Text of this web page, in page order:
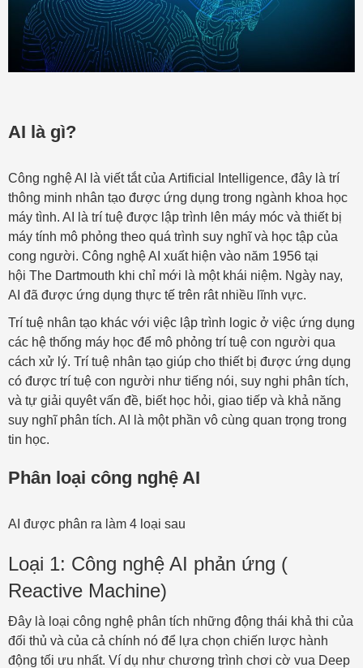
AI là gì?
Công nghệ AI là viết tắt của Artificial Intelligence, đây là trí
thông minh nhân tạo được ứng dụng trong ngành khoa học
máy tình. AI là trí tuệ được lập trình lên máy móc và thiết bị
máy tính mô phỏng theo quá trình suy nghĩ và học tập của
cong người. Công nghệ AI xuất hiện vào năm 1956 tại
hội The Dartmouth khi chỉ mới là một khái niệm. Ngày nay,
AI đã được ứng dụng thực tế trên rât nhiều lĩnh vực.
Trí tuệ nhân tạo khác với việc lập trình logic ở việc ứng dụng
các hệ thống máy học để mô phỏng trí tuệ con người qua
cách xử lý. Trí tuệ nhân tạo giúp cho thiết bị được ứng dụng
có được trí tuệ con người như tiếng nói, suy nghi phân tích,
và tự giải quyêt vấn đề, biết học hỏi, giao tiếp và khả năng
suy nghĩ phân tích. AI là một phần vô cùng quan trọng trong
tin học.
Phân loại công nghệ AI
AI được phân ra làm 4 loại sau
Loại 1: Công nghệ AI phản ứng (
Reactive Machine)
Đây là loại công nghệ phân tích những động thái khả thi của
đối thủ và của cả chính nó để lựa chọn chiến lược hành
động tối ưu nhất. Ví dụ như chương trình chơi cờ vua Deep